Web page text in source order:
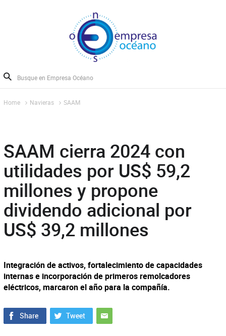
Home Navieras SAAM
SAAM cierra 2024 con
utilidades por US$ 59,2
millones y propone
dividendo adicional por
US$ 39,2 millones
Integración de activos, fortalecimiento de capacidades
internas e incorporación de primeros remolcadores
eléctricos, marcaron el año para la compañía.